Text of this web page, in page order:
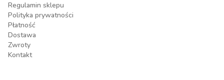
Regulamin sklepu
Polityka prywatności
Płatność
Dostawa
Zwroty
Kontakt